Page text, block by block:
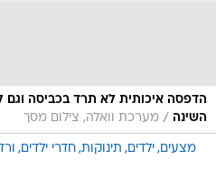
הדפסה איכותית לא תרד בכביסה וגם
השינה / מערכת וואלה, צילום מסך
מצעים ילדים תינוקות חדרי ילדים